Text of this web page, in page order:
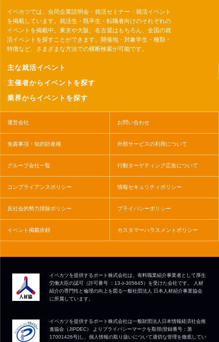
イベカツでは、合同企業説明会・就活セミナー・就活イベント
を掲載しています。就活生・既卒生・転職者向けのそれぞれの
イベントを掲載中。東京や大阪、名古屋はもちろん、全国の就
活イベントを探すことができます。開催地・対象学生・種類・
特徴など、さまざまな方法での横断検索が可能です。
主な就活イベント
主催者からイベントを探す
業界からイベントを探す
運営会社 お問い合わせ
免責事項・知的財産権 外部サービスの利用について
グループ会社一覧 行動ターゲティング広告について
コンプライアンスポリシー 情報セキュリティポリシー
反社会的勢力排除ポリシー プライバシーポリシー
イベント掲載依頼 カスタマーハラスメントポリシー